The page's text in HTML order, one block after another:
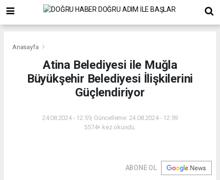
Anasayfa
Atina Belediyesi ile Muğla
Büyükşehir Belediyesi İlişkilerini
Güçlendiriyor
24.08.2024 - 12:59, Güncelleme: 24.08.2024 - 12:59
5574+ kez okundu.
ABONE OL